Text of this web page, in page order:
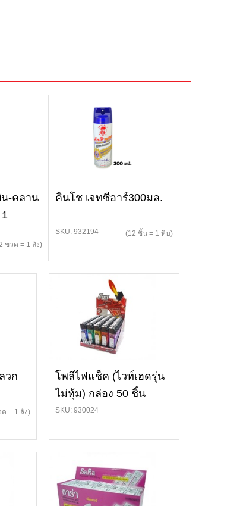
-คลาน
ขวด = 1 ลัง)
คินโช เจทซีอาร์300มล.
SKU: 932194 (12 ชิ้น = 1 หีบ)
วก
= 1 ลัง)
โพลีไฟแช็ค (ไวท์เฮดรุ่น
ไม่หุ้ม) กล่อง 50 ชิ้น
SKU: 930024